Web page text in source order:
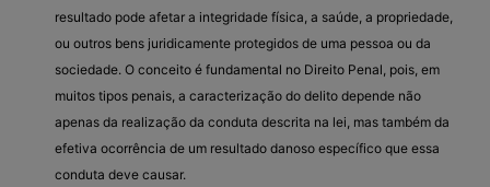
resultado pode afetar a integridade física, a saúde, a propriedade,
ou outros bens juridicamente protegidos de uma pessoa ou da
sociedade. O conceito é fundamental no Direito Penal, pois, em
muitos tipos penais, a caracterização do delito depende não
apenas da realização da conduta descrita na lei, mas também da
efetiva ocorrência de um resultado danoso específico que essa
conduta deve causar.